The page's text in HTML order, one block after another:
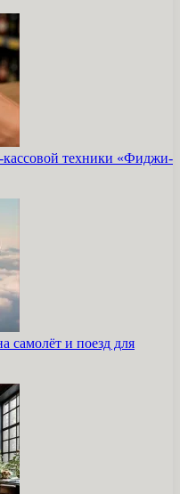
техники «Фиджи-
самолёт и поезд для